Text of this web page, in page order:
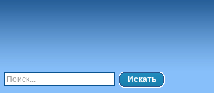
Искать